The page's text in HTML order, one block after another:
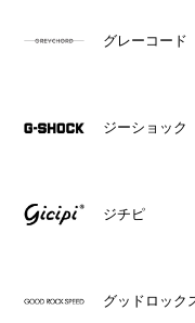
グレーコード
ジーショック
ジチピ
グッドロック